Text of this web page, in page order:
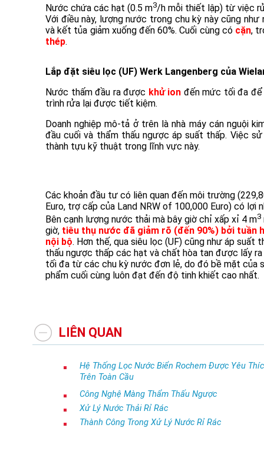
Nước chứa các hạt (0.5 m3/h mỗi thiết lập) từ việc
Với điều này, lượng nước trong chu kỳ này cũng
và kết tủa giảm xuống đến 60%. Cuối cùng có cặn,
thép.
Lắp đặt siêu lọc (UF) Werk Langenberg của
Nước thấm đầu ra được khử ion đến mức tối đa để
trình rửa lại được tiết kiệm.
Doanh nghiệp mô-tả ở trên là nhà máy cán nguội
đầu cuối và thẩm thấu ngược áp suất thấp. Việc
thành tựu kỹ thuật trong lĩnh vực này.
Các khoản đầu tư có liên quan đến môi trường
Euro, trợ cấp của Land NRW of 100,000 Euro) có lợi
Bên cạnh lượng nước thải mà bây giờ chỉ xấp xỉ 4 m3
giờ, tiêu thụ nước đã giảm rõ (đến 90%) bởi tuần
nội bộ. Hơn thế, qua siêu lọc (UF) cũng như áp suất
thấu ngược thấp các hạt và chất hòa tan được lấy
tối đa từ các chu kỳ nước đơn lẻ, do đó bề mặt của
phẩm cuối cùng luôn đạt đến độ tinh khiết cao nhất.
LIÊN QUAN
Hệ Thống Lọc Nước Biển Rochem Được Yêu
Trên Toàn Cầu
Công Nghệ Màng Thẩm Thấu Ngược
Xử Lý Nước Thải Rỉ Rác
Thành Công Trong Xử Lý Nước Rỉ Rác